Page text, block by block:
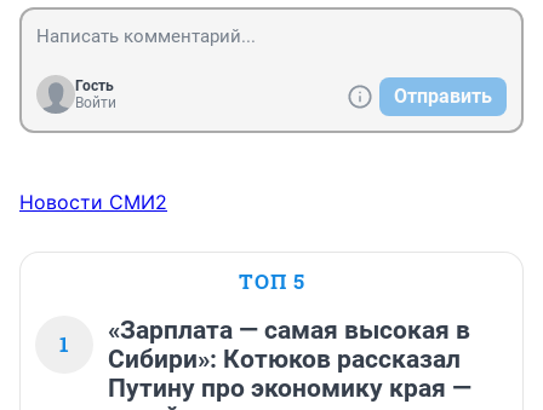
Гость
Войти
Отправить
Новости СМИ2
ТОП 5
1
«Зарплата — самая высокая в
Сибири»: Котюков рассказал
Путину про экономику края —